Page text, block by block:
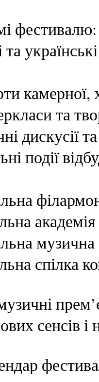
фестивалю:
камерної,
та
дискусії
події
спілка
сенсів і